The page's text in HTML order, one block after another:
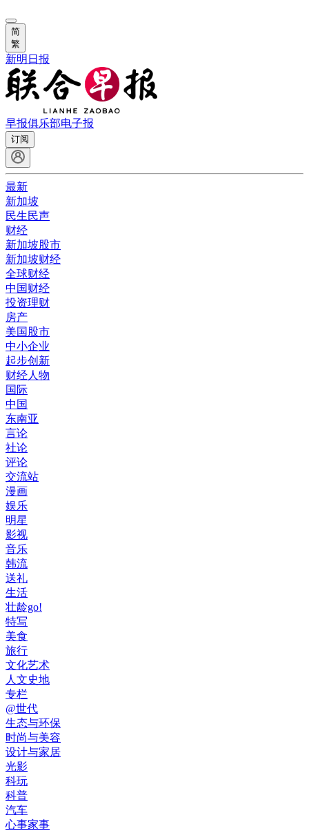
简
繁
新明日报
早报俱乐部电子报
订阅
最新
新加坡
民生民声
财经
新加坡股市
新加坡财经
全球财经
中国财经
投资理财
房产
美国股市
中小企业
起步创新
财经人物
国际
中国
东南亚
言论
社论
评论
交流站
漫画
娱乐
明星
影视
音乐
韩流
送礼
生活
壮龄go!
特写
美食
旅行
文化艺术
人文史地
专栏
@世代
生态与环保
时尚与美容
设计与家居
光影
科玩
科普
汽车
心事家事